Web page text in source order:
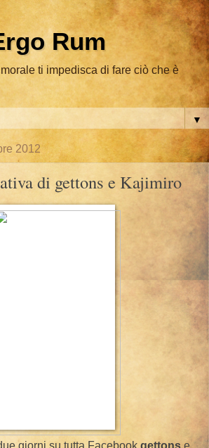
Rum
ti impedisca di fare ciò che è
▼
2012
di gettons e Kajimiro
giorni su tutta Facebook gettons e